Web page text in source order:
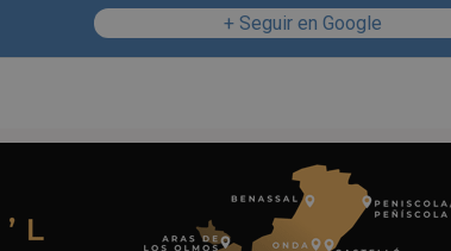
+ Seguir en Google